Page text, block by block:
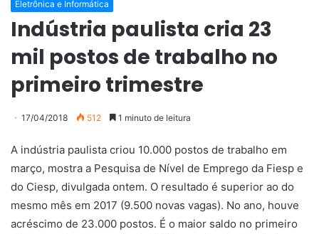
Eletrônica e Informática
Indústria paulista cria 23
mil postos de trabalho no
primeiro trimestre
17/04/2018 512 1 minuto de leitura
A indústria paulista criou 10.000 postos de trabalho em
março, mostra a Pesquisa de Nível de Emprego da Fiesp e
do Ciesp, divulgada ontem. O resultado é superior ao do
mesmo mês em 2017 (9.500 novas vagas). No ano, houve
acréscimo de 23.000 postos. É o maior saldo no primeiro